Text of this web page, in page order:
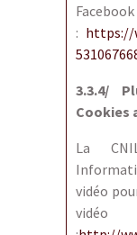
Facebook
: https://
3.3.4/
Cookies
La
vidéo